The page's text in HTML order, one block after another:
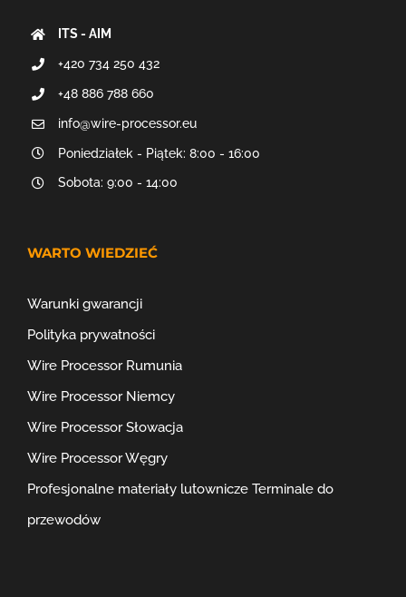
ITS - AIM
+420 734 250 432
+48 886 788 660
info@wire-processor.eu
Poniedziałek - Piątek: 8:00 - 16:00
Sobota: 9:00 - 14:00
WARTO WIEDZIEĆ
Warunki gwarancji
Polityka prywatności
Wire Processor Rumunia
Wire Processor Niemcy
Wire Processor Słowacja
Wire Processor Węgry
Profesjonalne materiały lutownicze Terminale do
przewodów